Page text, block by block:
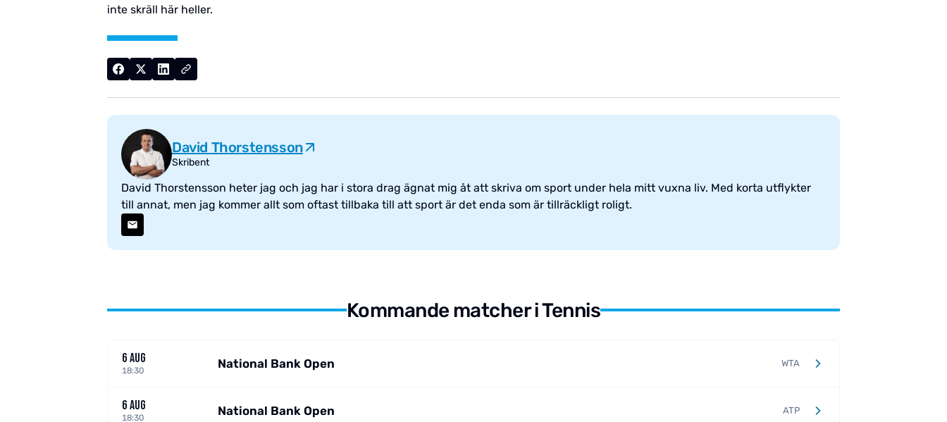
inte skräll här heller.
David Thorstensson
Skribent
David Thorstensson heter jag och jag har i stora drag ägnat mig åt att skriva om sport under hela mitt vuxna liv. Med korta utflykter
till annat, men jag kommer allt som oftast tillbaka till att sport är det enda som är tillräckligt roligt.
Kommande matcher i Tennis
6 AUG
18:30 National Bank Open WTA
6 AUG
18:30 National Bank Open ATP